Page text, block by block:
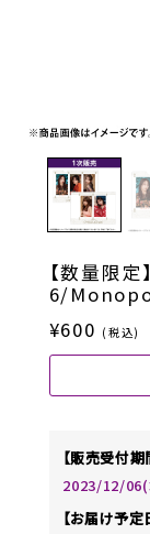
【数量限定
6/
¥600 (税込)
【販売受付期
2023/12/
【お届け予定